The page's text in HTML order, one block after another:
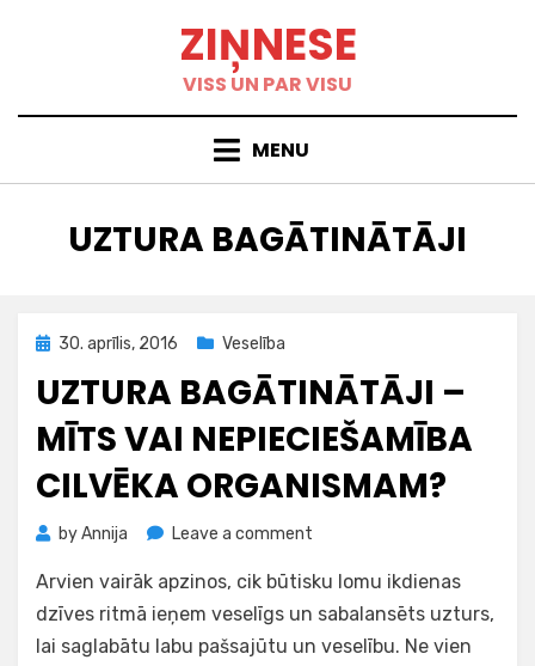
ZIŅNESE
VISS UN PAR VISU
MENU
BIRKA
:
UZTURA BAGĀTINĀTĀJI
Posted
30. aprīlis, 2016 Veselība
UZTURA BAGĀTINĀTĀJI –
MĪTS VAI NEPIECIEŠAMĪBA
CILVĒKA ORGANISMAM?
byAnnija Leave a comment
bagātinātāji
–
mīts
Arvien vairāk apzinos, cik būtisku lomu ikdienas
dzīves ritmā ieņem veselīgs un sabalansēts uzturs,
lai saglabātu labu pašsajūtu un veselību. Ne vien